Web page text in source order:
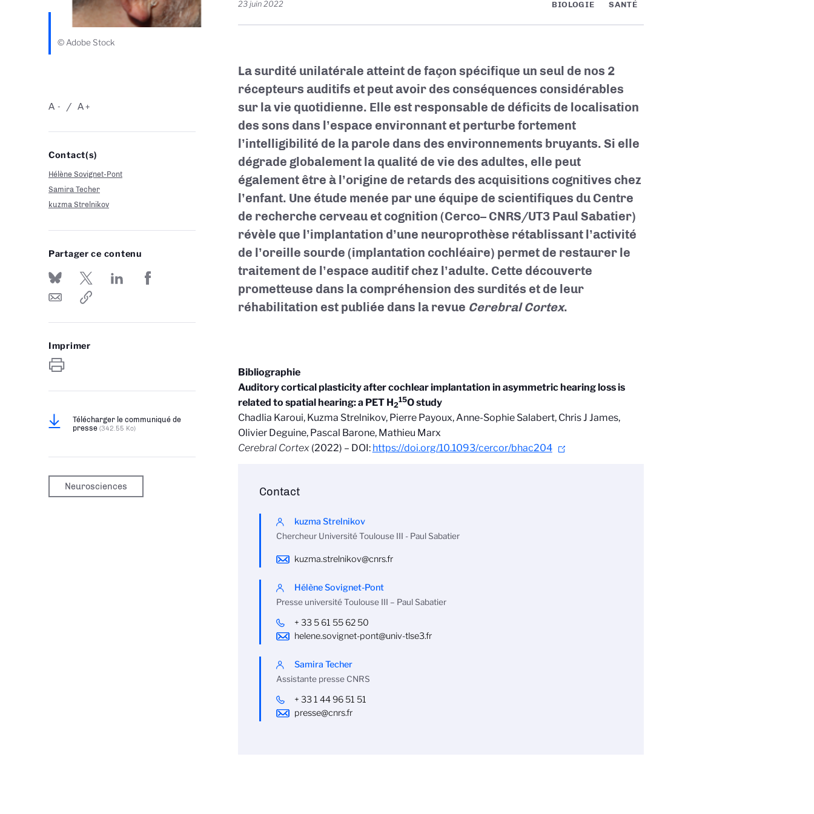
© Adobe Stock
-
A +
A
Contact(s)
Hélène Sovignet-Pont
Samira Techer
kuzma Strelnikov
Partager ce contenu
Imprimer
Télécharger le communiqué de
presse (342.55 Ko)
Neurosciences
23 juin 2022 BIOLOGIE SANTÉ
La surdité unilatérale atteint de façon spécifique un seul de nos 2
récepteurs auditifs et peut avoir des conséquences considérables
sur la vie quotidienne. Elle est responsable de déficits de localisation
des sons dans l’espace environnant et perturbe fortement
l’intelligibilité de la parole dans des environnements bruyants. Si elle
dégrade globalement la qualité de vie des adultes, elle peut
également être à l’origine de retards des acquisitions cognitives chez
l’enfant. Une étude menée par une équipe de scientifiques du Centre
de recherche cerveau et cognition (Cerco– CNRS/UT3 Paul Sabatier)
révèle que l’implantation d’une neuroprothèse rétablissant l’activité
de l’oreille sourde (implantation cochléaire) permet de restaurer le
traitement de l’espace auditif chez l’adulte. Cette découverte
prometteuse dans la compréhension des surdités et de leur
réhabilitation est publiée dans la revue Cerebral Cortex.
Bibliographie
Auditory cortical plasticity after cochlear implantation in asymmetric hearing loss is
related to spatial hearing: a PET H2
15O study
Chadlia Karoui, Kuzma Strelnikov, Pierre Payoux, Anne-Sophie Salabert, Chris J James,
Olivier Deguine, Pascal Barone, Mathieu Marx
Cerebral Cortex(2022) – DOI: https://doi.org/10.1093/cercor/bhac204
Contact
kuzma Strelnikov
Chercheur Université Toulouse III - Paul Sabatier
kuzma.strelnikov@cnrs.fr
Hélène Sovignet-Pont
Presse université Toulouse III – Paul Sabatier
+ 33 5 61 55 62 50
helene.sovignet-pont@univ-tlse3.fr
Samira Techer
Assistante presse CNRS
+ 33 1 44 96 51 51
presse@cnrs.fr